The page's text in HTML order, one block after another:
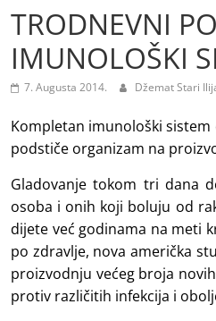
TRODNEVNI
IMUNOLOŠKI
7. Augusta 2014. Džemat Stari
Kompletan imunološki
podstiče organizam na
Gladovanje tokom tri dana
osoba i onih koji boluju od
dijete već godinama na meti
po zdravlje, nova američka
proizvodnju većeg broja
protiv različitih infekcija i